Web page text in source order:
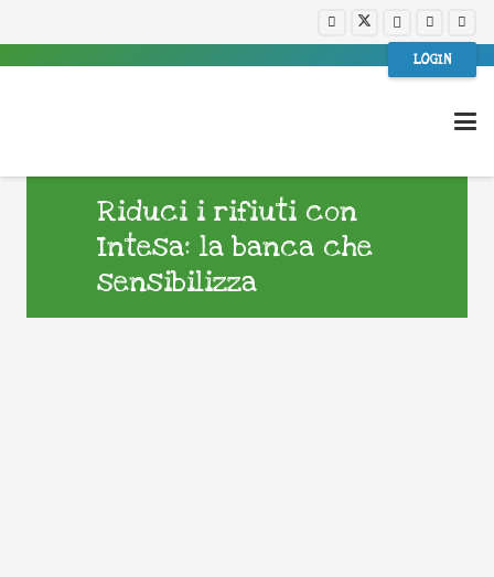
LOGIN
Riduci i rifiuti con
Intesa: la banca che
sensibilizza